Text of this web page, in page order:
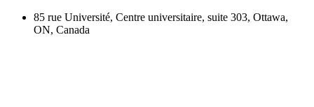
85 rue Université, Centre universitaire, suite 303, Ottawa,
ON, Canada